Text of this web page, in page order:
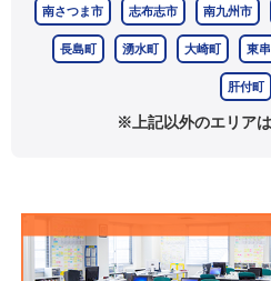
南さつま市 志布志市 南九州市
長島町 湧水町 大崎町 東
肝付町
※上記以外のエリア